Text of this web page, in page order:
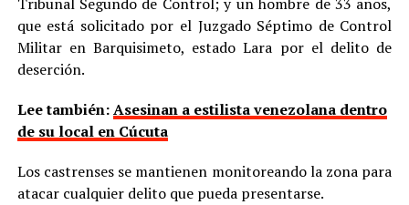
que está solicitado por el Juzgado Séptimo de Control
Militar en Barquisimeto, estado Lara por el delito de
deserción.
Lee también:Asesinan a estilista venezolana dentro
de su local en Cúcuta
Los castrenses se mantienen monitoreando la zona para
atacar cualquier delito que pueda presentarse.